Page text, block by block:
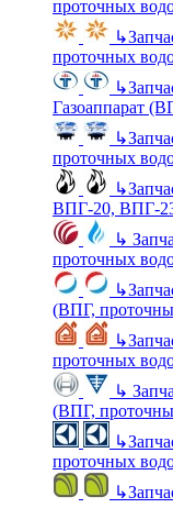
проточных
↳
проточных
↳
Газоаппарат
↳
проточных
↳
ВПГ-20, ВПГ-23
↳
проточных
↳
(ВПГ,
↳
проточных
↳
(ВПГ,
↳
проточных
↳